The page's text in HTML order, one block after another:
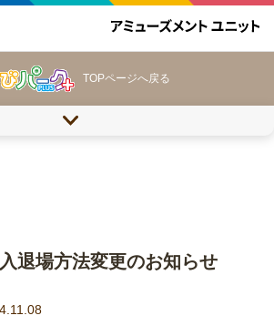
TOPページへ戻る
退場方法変更のお知らせ